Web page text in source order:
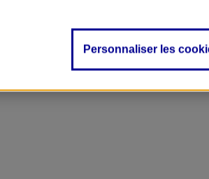
Personnaliser les